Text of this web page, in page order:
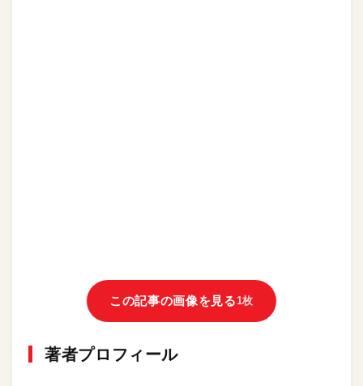
この記事の画像を見る 1枚
著者プロフィール